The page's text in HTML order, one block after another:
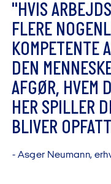
"HVIS ARBEJDS
FLERE NOGENL
KOMPETENTEA
DEN MENNESK
AFGØR, HVEM D
HER SPILLER D
BLIVER OPFATT
- Asger Neumann, erh